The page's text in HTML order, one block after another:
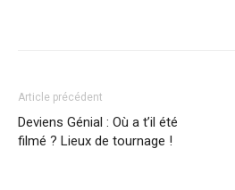
Article précédent
Deviens Génial : Où a t’il été
filmé ? Lieux de tournage !